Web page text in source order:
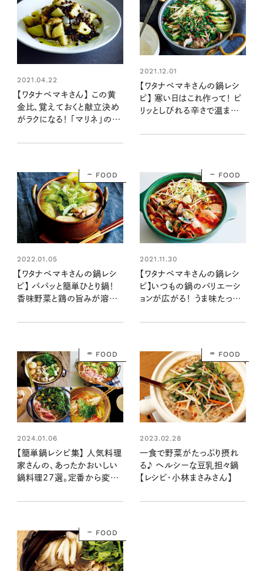
2021.04.22
【ワタナベマキさん】 この黄
金比、覚えておくと献立決め
がラクになる！ 「マリネ」の丸
2021.12.01
【ワタナベマキさんの鍋レシ
ピ】 寒い日はこれ作って！ ピ
リッとしびれる辛さで温まる
FOOD
2022.01.05
【ワタナベマキさんの鍋レシ
ピ】 パパッと簡単ひとり鍋！
香味野菜と鶏の旨みが溶け
プラー鍋」
FOOD
2021.11.30
【ワタナベマキさんの鍋レシ
ピ】いつもの鍋のバリエーシ
ョンが広がる！ うま味たっぷ
ター鍋」
FOOD
2024.01.06
【簡単鍋レシピ集】 人気料理
家さんの、あったかおいしい
鍋料理27選。定番から変わ
FOOD
2023.02.28
一食で野菜がたっぷり摂れ
る♪ ヘルシーな豆乳担々鍋
【レシピ・小林まさみさん】
FOOD